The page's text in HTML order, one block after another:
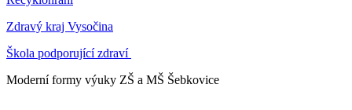
Zdravý kraj Vysočina
Škola podporující zdraví
Moderní formy výuky ZŠ a MŠ Šebkovice